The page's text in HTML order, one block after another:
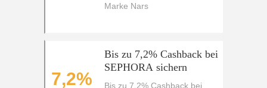
Marke Nars
7,2%
Bis zu 7,2% Cashback bei
SEPHORA sichern
Bis zu 7,2% Cashback bei